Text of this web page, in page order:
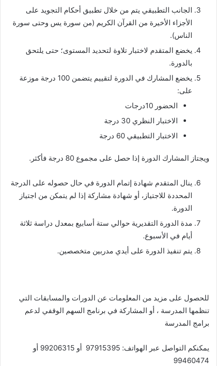
الجانب التطبيقي يتم من خلال تطبيق أحكام التجويد على
الأجزاء الأخيرة من القرآن الكريم (من سورة يس وحتى سورة
الناس).
يخضع المتقدم لاختبار تلاوة لتحديد المستوى؛ حتى يلتحق
بالدورة.
يخضع المشارك في الدورة لتقييم يتضمن 100 درجة موزعة
على:
الحضور 10درجات
الاختبار النظري 30 درجة
الاختبار التطبيقي 60 درجة
ويجتاز المشارك الدورة إذا حصل على مجموع 80 درجة فأكثر.
ينال المتقدم شهادة إتمام الدورة في حال حصوله على الدرجة
المحددة للاجتياز، أو شهادة مشاركة إذا لم يتمكن من اجتياز
الدورة.
مدة الدورة التقديرية حوالي ستة أسابيع بمعدل دراسة ثلاثة
أيام في الأسبوع.
يتم تنفيذ الدورة على أيدي مدربين متخصصين.
للحصول على مزيد من المعلومات عن الدورات والمسابقات التي
تنظمها المدرسة ، أو المشاركة في برنامج السهم الوقفي لدعم
برامج المدرسة
يمكنكم التواصل عبر الهواتف: 97915395 أو 99206315 أو
99460474